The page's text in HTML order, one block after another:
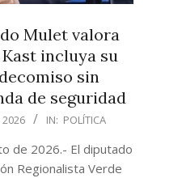
Mulet valora
incluya su
sin
de seguridad
2026 IN: POLÍTICA
de 2026.- El diputado
Regionalista Verde